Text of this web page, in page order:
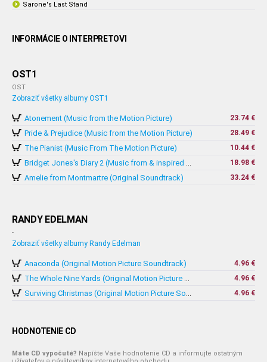
Sarone's Last Stand
INFORMÁCIE O INTERPRETOVI
OST1
OST
Zobraziť všetky albumy OST1
Atonement (Music from the Motion Picture) 23.74 €
Pride & Prejudice (Music from the Motion Picture) 28.49 €
The Pianist (Music From The Motion Picture)
10.44 €
Bridget Jones's Diary 2 (Music from & inspired by The Motion Picture)
18.98 €
Amelie from Montmartre (Original Soundtrack) 33.24 €
RANDY EDELMAN
-
Zobraziť všetky albumy Randy Edelman
Anaconda (Original Motion Picture Soundtrack)
4.96 €
The Whole Nine Yards (Original Motion Picture Soundtrack)
4.96 €
Surviving Christmas (Original Motion Picture Soundtrack)
4.96 €
HODNOTENIE CD
Máte CD vypočuté? Napíšte Vaše hodnotenie CD a informujte ostatným